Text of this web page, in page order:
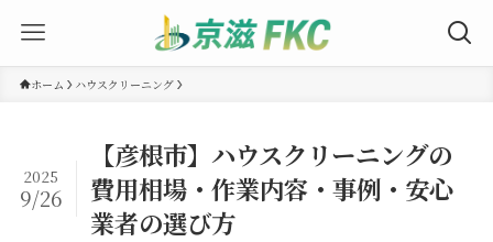
ホーム ハウスクリーニング
【彦根市】ハウスクリーニングの
費用相場・作業内容・事例・安心
業者の選び方
2025
9/26